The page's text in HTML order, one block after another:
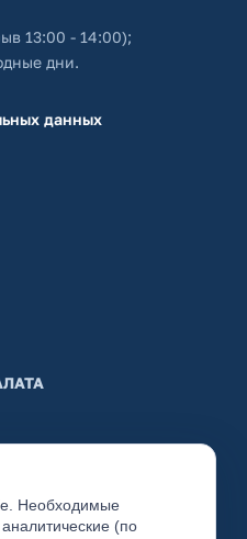
13:00 - 14:00);
дни.
данных
Необходимые
(по